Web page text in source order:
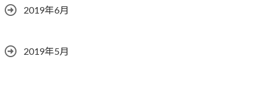
2019年6月
2019年5月